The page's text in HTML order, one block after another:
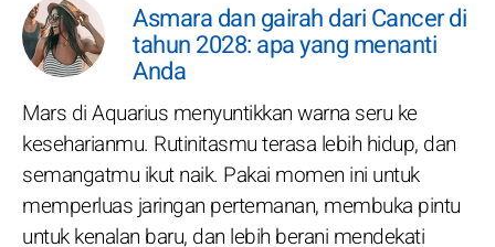
Asmara dan gairah dari Cancer di
tahun 2028: apa yang menanti
Anda
Mars di Aquarius menyuntikkan warna seru ke
keseharianmu. Rutinitasmu terasa lebih hidup, dan
semangatmu ikut naik. Pakai momen ini untuk
memperluas jaringan pertemanan, membuka pintu
untuk kenalan baru, dan lebih berani mendekati